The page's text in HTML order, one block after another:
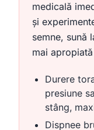
medicală
și
semne, sună
mai
Durere
presiune
stâng,
Dispnee